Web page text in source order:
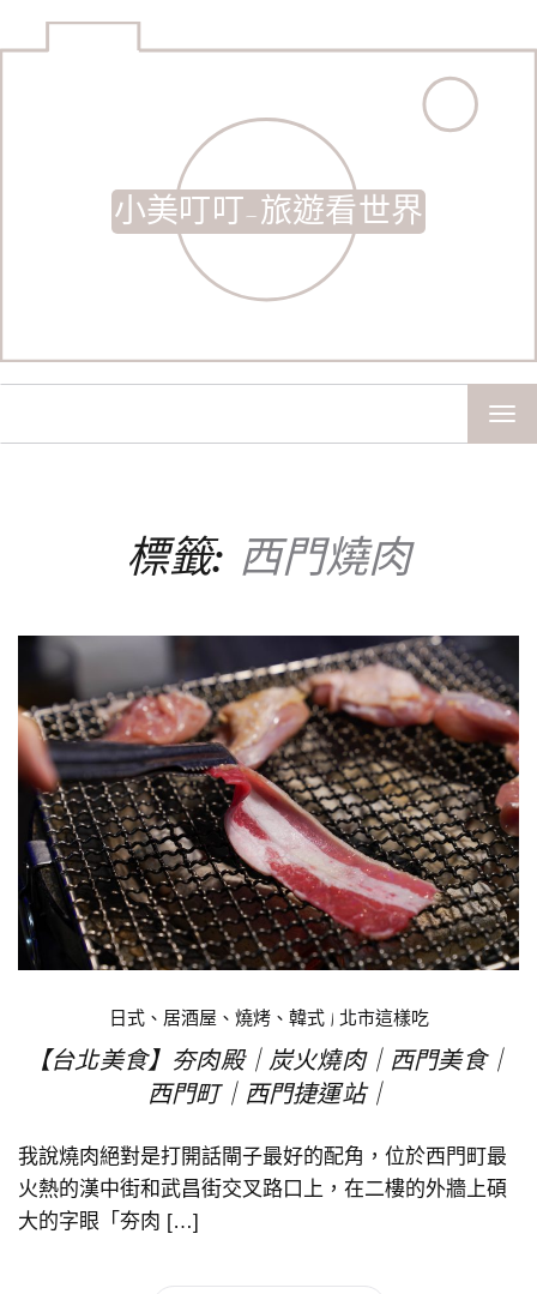
小美叮叮-旅遊看世界
標籤: 西門燒肉
日式、居酒屋、燒烤、韓式| 北市這樣吃
【台北美食】夯肉殿｜炭火燒肉｜西門美食｜
西門町｜西門捷運站｜
我說燒肉絕對是打開話閘子最好的配角，位於西門町最
火熱的漢中街和武昌街交叉路口上，在二樓的外牆上碩
大的字眼「夯肉 […]